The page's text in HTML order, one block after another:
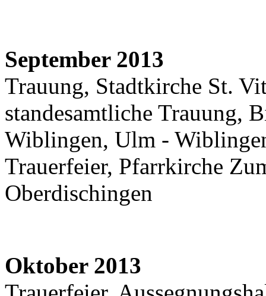
September 2013
Trauung, Stadtkirche St.
standesamtliche Trauung,
Wiblingen, Ulm -
Trauerfeier, Pfarrkirche
Oberdischingen
Oktober 2013